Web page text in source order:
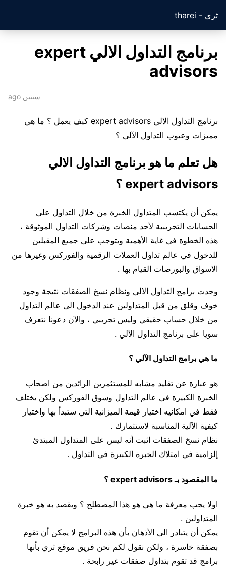
ثري - tharei
برنامج التداول الالي expert
advisors
سنتين ago
برنامج التداول الالي expert advisors كيف يعمل ؟ ما هي
مميزات وعيوب التداول الآلي ؟
هل تعلم ما هو برنامج التداول الالي
expert advisors ؟
يمكن أن يكتسب المتداول الخبرة من خلال التداول على
الحسابات التجريبية لأحد منصات وشركات التداول الموثوقة ،
هذه الخطوة في غاية الأهمية ويتوجب على جميع المقبلين
للدخول في عالم تداول العملات الرقمية والفوركس وغيرها من
الاسواق والبورصات القيام بها .
وجدت برامج التداول الالي ونظام نسخ الصفقات نتيجة وجود
خوف وقلق من قبل المتداولين عند الدخول الى عالم التداول
من خلال حساب حقيقي وليس تجريبي ، والآن دعونا نتعرف
سويا على برنامج التداول الآلي .
ما هي برامج التداول الآلي ؟
هو عبارة عن تقليد مشابه للمستثمرين الرائدين من اصحاب
الخبرة الكبيرة في عالم التداول وسوق الفوركس ولكن يختلف
فقط في امكانيه اختيار قيمة الميزانية التي ستبدأ بها واختيار
كيفية الآلية المناسبة لاستثمارك .
نظام نسخ الصفقات اثبت أنه ليس على المتداول المبتدئ
إلزامية في امتلاك الخبرة الكبيرة في التداول .
ما المقصود بـ expert advisors ؟
اولا يجب معرفة ما هي هو هذا المصطلح ؟ ويقصد به هو خبرة
المتداولين .
يمكن أن يتبادر الى الأذهان بأن هذه البرامج لا يمكن أن تقوم
بصفقة خاسرة ، ولكن نقول لكم نحن فريق موقع ثري بأنها
برامج قد تقوم بتداول صفقات غير رابحة .